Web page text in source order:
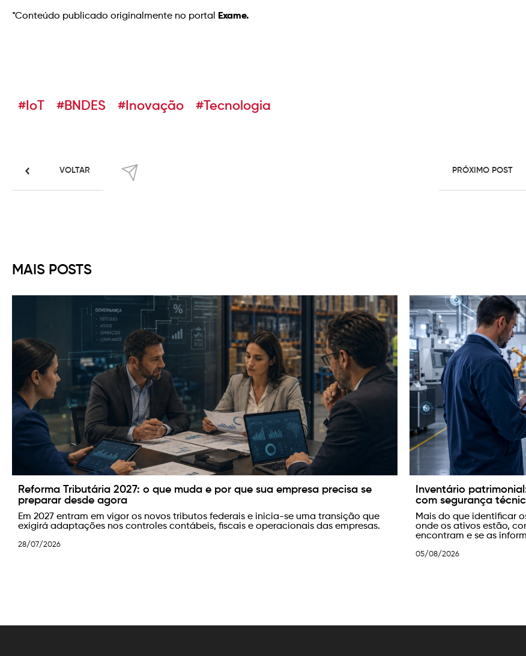
*Conteúdo publicado originalmente no portal Exame.
#IoT #BNDES #Inovação #Tecnologia
VOLTAR PRÓXIMO POST
MAIS POSTS
Inventário patrimonial: como organizar a base de ativos da sua empresa
com segurança técnica
Mais do que identificar os bens existentes, oinventário patrimonialpermite verificar
onde os ativos estão, como estão sendo utilizados, em que condições se
Reforma Tributária
preparar desde agora
Em 2027 entram em
exigirá adaptações nos